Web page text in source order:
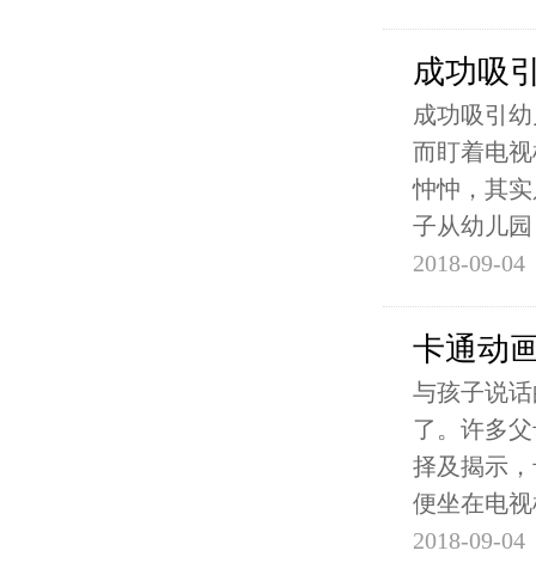
成功吸
成功吸引
而盯着电
忡忡，其
子从幼儿园
2018-09-04
卡通动
与孩子说
了。许多
择及揭示
便坐在电
2018-09-04